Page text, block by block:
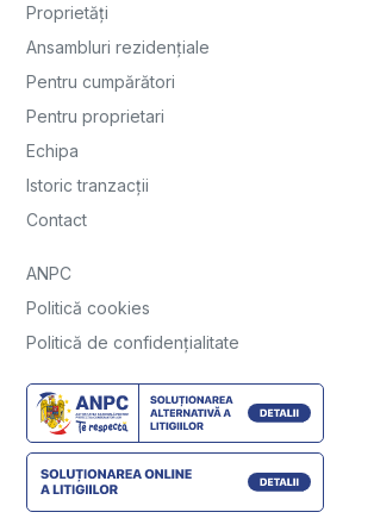
Proprietăți
Ansambluri rezidențiale
Pentru cumpărători
Pentru proprietari
Echipa
Istoric tranzacții
Contact
ANPC
Politică cookies
Politică de confidențialitate